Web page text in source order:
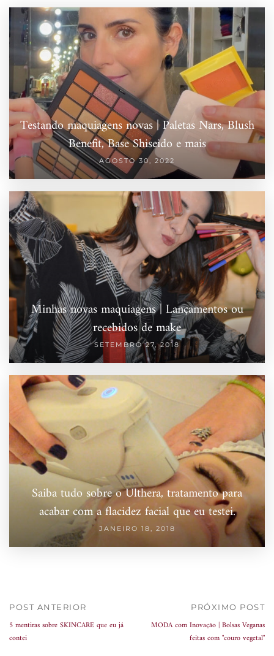
Testando maquiagens novas | Paletas Nars, Blush
Benefit, Base Shiseido e mais
AGOSTO 30, 2022
Minhas novas maquiagens | Lançamentos ou
recebidos de make
SETEMBRO 27, 2018
Saiba tudo sobre o Ulthera, tratamento para
acabar com a flacidez facial que eu testei.
JANEIRO 18, 2018
POST ANTERIOR
5 mentiras sobre SKINCARE que eu já
contei
PRÓXIMO POST
MODA com Inovação | Bolsas Veganas
feitas com "couro vegetal"